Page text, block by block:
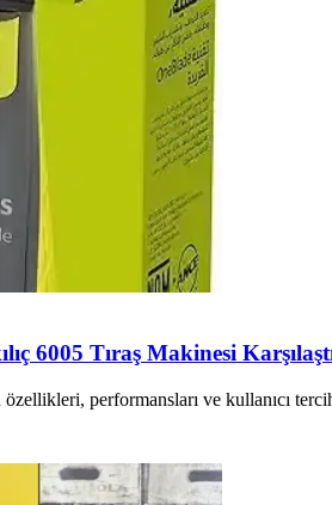
6005 Tıraş Makinesi
performansları ve kullanıcı